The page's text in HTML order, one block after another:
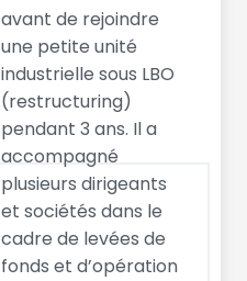
avant de rejoindre
une petite unité
industrielle sous LBO
(restructuring)
pendant 3 ans. Il a
accompagné
plusieurs dirigeants
et sociétés dans le
cadre de levées de
fonds et d’opération